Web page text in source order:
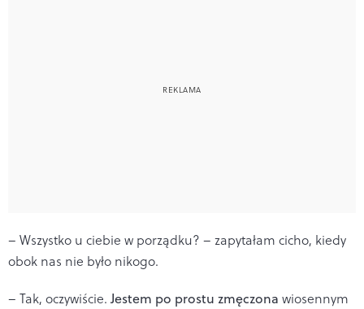
– Wszystko u ciebie w porządku? – zapytałam cicho, kiedy
obok nas nie było nikogo.
– Tak, oczywiście. Jestem po prostu zmęczona wiosennym